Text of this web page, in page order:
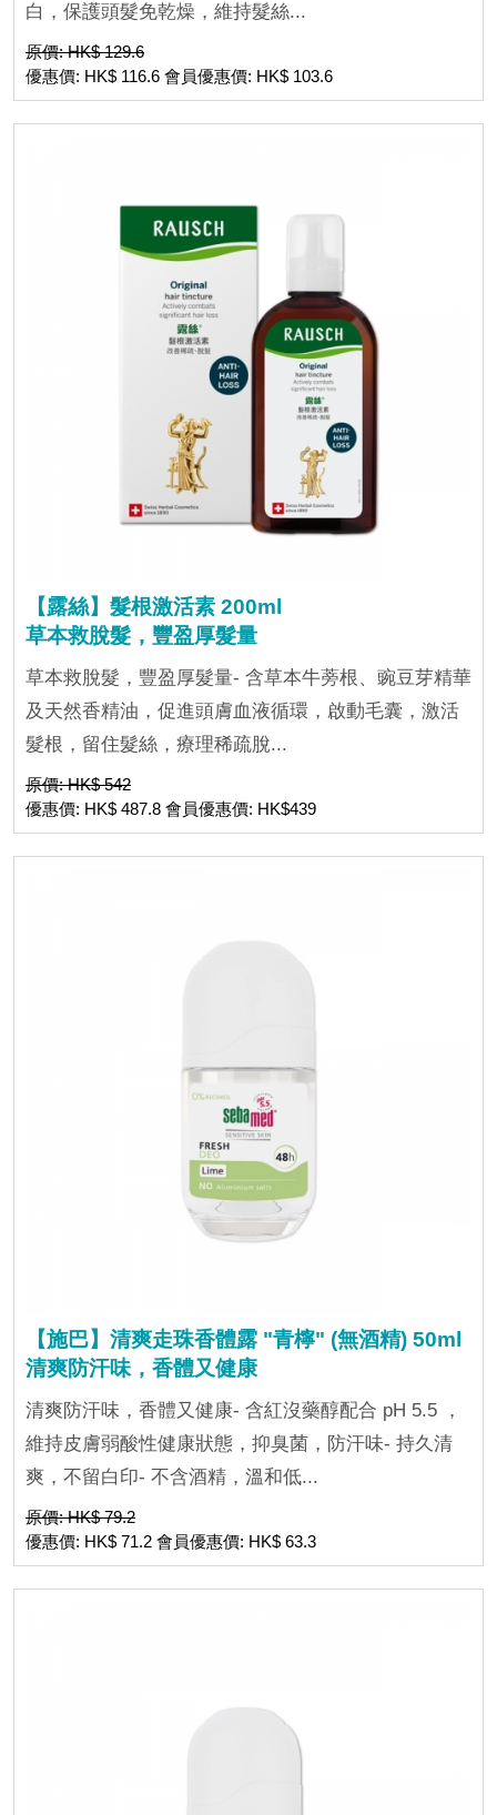
白，保護頭髮免乾燥，維持髮絲...
原價: HK$ 129.6
優惠價: HK$ 116.6 會員優惠價: HK$ 103.6
【露絲】髮根激活素 200ml
草本救脫髮，豐盈厚髮量
草本救脫髮，豐盈厚髮量- 含草本牛蒡根、豌豆芽精華
及天然香精油，促進頭膚血液循環，啟動毛囊，激活
髮根，留住髮絲，療理稀疏脫...
原價: HK$ 542
優惠價: HK$ 487.8 會員優惠價: HK$439
【施巴】清爽走珠香體露 "青檸" (無酒精) 50ml
清爽防汗味，香體又健康
清爽防汗味，香體又健康- 含紅沒藥醇配合 pH 5.5 ，
維持皮膚弱酸性健康狀態，抑臭菌，防汗味- 持久清
爽，不留白印- 不含酒精，溫和低...
原價: HK$ 79.2
優惠價: HK$ 71.2 會員優惠價: HK$ 63.3